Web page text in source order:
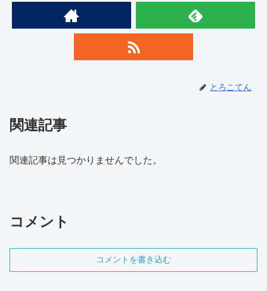
とろこてん
関連記事
関連記事は見つかりませんでした。
コメント
コメントを書き込む